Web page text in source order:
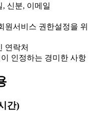
신분, 이메일
서비스 권한설정을 위
연락처
인정하는 경미한 사항
간)